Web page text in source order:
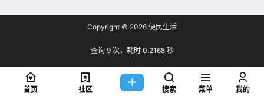
Copyright © 2026 便民生活
查询 9 次，耗时 0.2168 秒
首页 社区 搜索 菜单 我的